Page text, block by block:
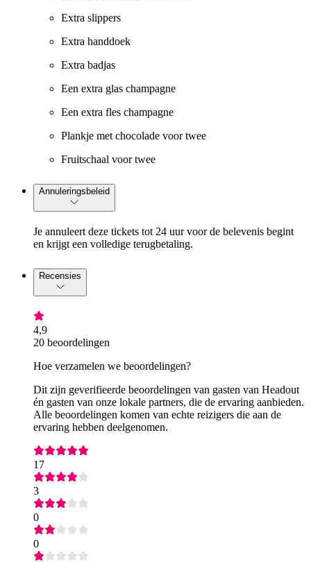
Extra slippers
Extra handdoek
Extra badjas
Een extra glas champagne
Een extra fles champagne
Plankje met chocolade voor twee
Fruitschaal voor twee
Annuleringsbeleid
Je annuleert deze tickets tot 24 uur voor de belevenis begint
en krijgt een volledige terugbetaling.
Recensies
4,9
20 beoordelingen
Hoe verzamelen we beoordelingen?
Dit zijn geverifieerde beoordelingen van gasten van Headout
én gasten van onze lokale partners, die de ervaring aanbieden.
Alle beoordelingen komen van echte reizigers die aan de
ervaring hebben deelgenomen.
17
3
0
0